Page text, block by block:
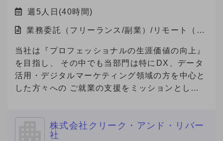
週5人日(40時間)
業務委託（フリーランス/副業）/リモート（在
当社は『プロフェッショナルの生涯価値の向上』
を目指し、 その中でも当部門は特にDX、データ
活用・デジタルマーケティング領域の方を中心と
した方々への ご就業の支援をミッションとして
株式会社クリーク・アンド・リバー
社